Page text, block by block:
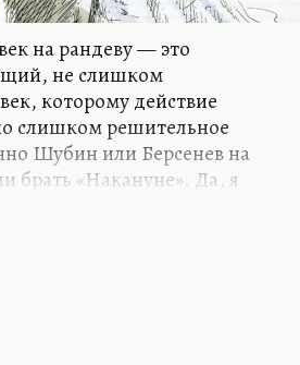
на рандеву — это
не слишком
которому действие
слишком решительное
Шубин или Берсенев на
брать «Накануне». Да, я
(как Гамлет утратил
и глубину,
«я», когда переходит к
Русская интеллигенция,
сторону Ленина, тоже многое